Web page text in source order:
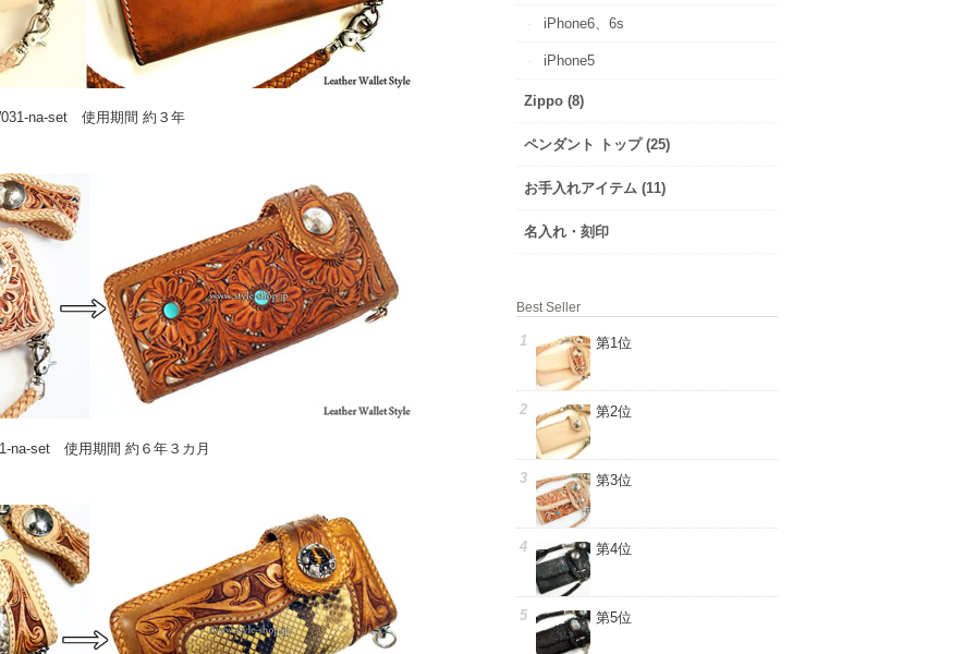
na-set 使用期間 約３年
na-set 使用期間 約６年３カ月
iPhone6、6s
iPhone5
Zippo (8)
ペンダント トップ (25)
お手入れアイテム (11)
名入れ・刻印
Best Seller
第1位
第2位
第3位
第4位
第5位